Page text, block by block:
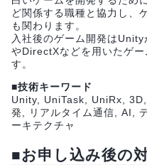
ど関係する職種と協力し、
も関わります。
入社後のゲーム開発は
やDirectXなどを用いたゲ
す。
■技術キーワード
Unity, UniTask, UniRx,
発, リアルタイム通信, AI,
ーキテクチャ
■お申し込み後の